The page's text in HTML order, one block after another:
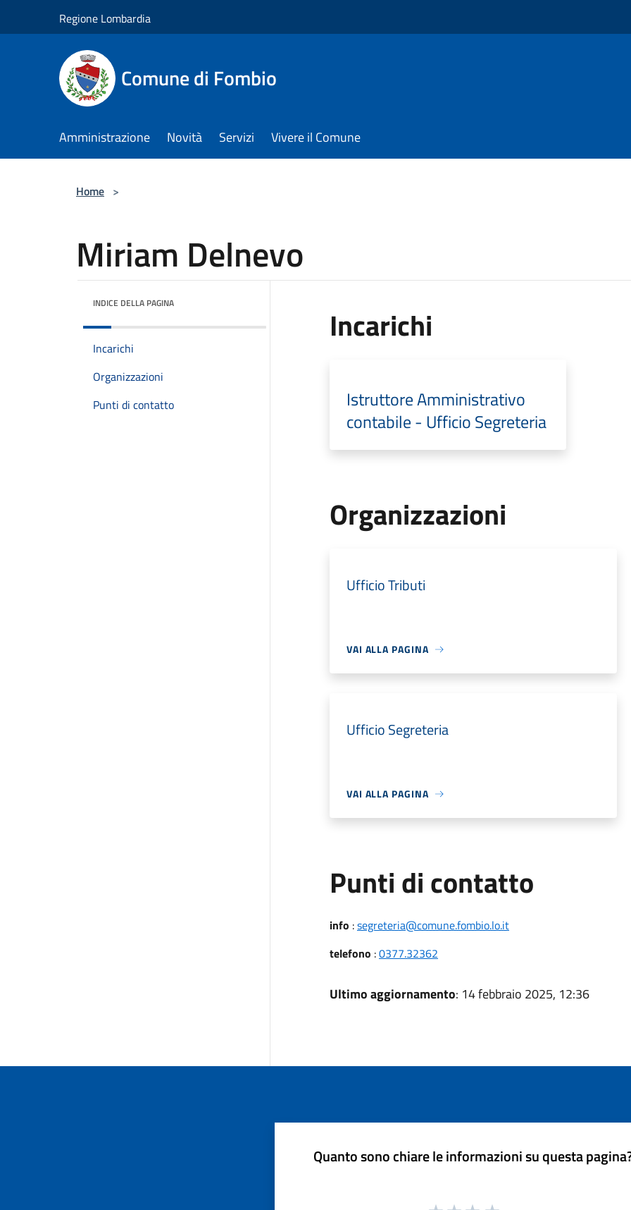
Regione Lombardia
Comune di Fombio
Amministrazione Novità Servizi Vivere il Comune
Home >
Miriam Delnevo
INDICE DELLA PAGINA
Incarichi
Organizzazioni
Punti di contatto
Incarichi
Istruttore Amministrativo
contabile - Ufficio Segreteria
Organizzazioni
Ufficio Tributi
VAI ALLA PAGINA
Ufficio Segreteria
VAI ALLA PAGINA
Punti di contatto
info :segreteria@comune.fombio.lo.it
telefono :0377.32362
Ultimo aggiornamento: 14 febbraio 2025, 12:36
Quanto sono chiare le informazioni su questa